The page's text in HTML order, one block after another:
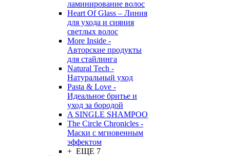
ламинирование волос
Heart Of Glass – Линия
для ухода и сияния
светлых волос
More Inside -
Авторские продукты
для стайлинга
Natural Tech -
Натуральный уход
Pasta & Love -
Идеальное бритье и
уход за бородой
A SINGLE SHAMPOO
The Circle Chronicles -
Маски с мгновенным
эффектом
+ ЕЩЕ 7